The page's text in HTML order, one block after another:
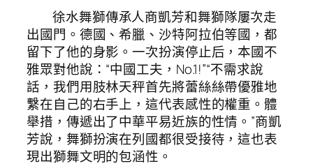
徐水舞獅傳承人商凱芳和舞獅隊屢次走
出國門。德國、希臘、沙特阿拉伯等國，都
留下了他的身影。一次扮演停止后，本國不
雅眾對他說：“中國工夫，No.1!”“不需求說
話，我們用肢林天秤首先將蕾絲絲帶優雅地
繫在自己的右手上，這代表感性的權重。體
舉措，傳遞出了中華平易近族的性情。”商凱
芳說，舞獅扮演在列國都很受接待，這也表
現出獅舞文明的包涵性。